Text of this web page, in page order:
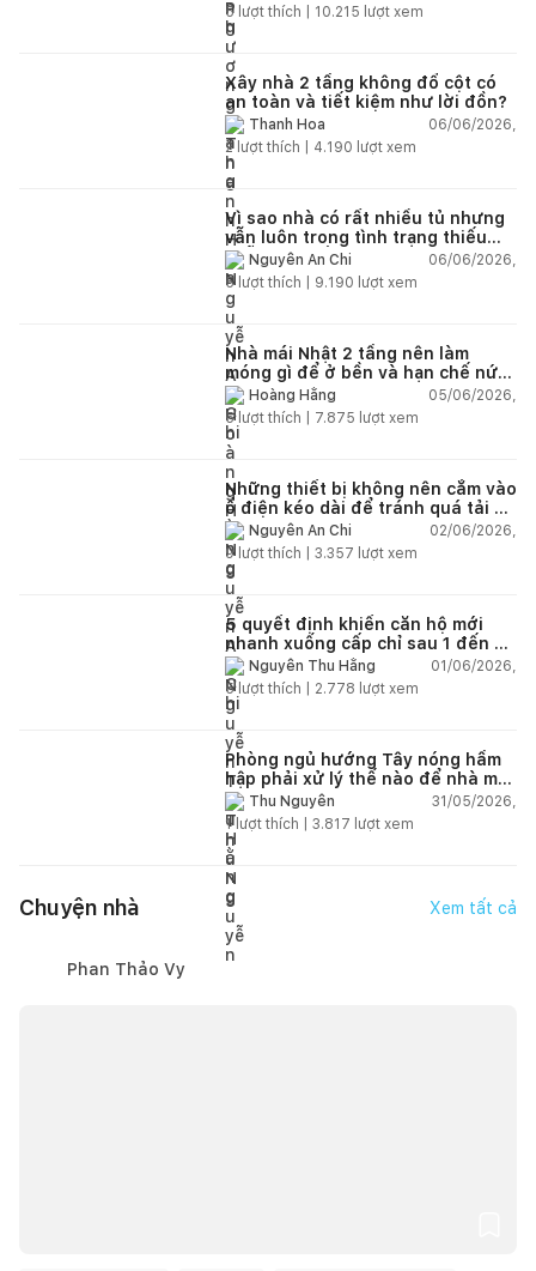
5 lượt thích | 10.215 lượt xem
Xây nhà 2 tầng không đổ cột có
an toàn và tiết kiệm như lời đồn?
Thanh Hoa
06/06/2026,
2lượt thích | 4.190 lượt xem
Vì sao nhà có rất nhiều tủ nhưng
vẫn luôn trong tình trạng thiếu
chỗ chứa đồ?
Nguyễn An Chi
06/06/2026,
5lượt thích | 9.190 lượt xem
Nhà mái Nhật 2 tầng nên làm
móng gì để ở bền và hạn chế nứt
lún?Hoàng Hằng
05/06/2026,
5lượt thích | 7.875 lượt xem
Những thiết bị không nên cắm vào
ổ điện kéo dài để tránh quá tải và
chập cháy trong nhà
Nguyễn An Chi
02/06/2026,
9lượt thích | 3.357 lượt xem
5 quyết định khiến căn hộ mới
nhanh xuống cấp chỉ sau 1 đến 2
nămNguyễn Thu Hằng
01/06/2026,
5lượt thích | 2.778 lượt xem
Phòng ngủ hướng Tây nóng hầm
hập phải xử lý thế nào để nhà mát
hơn?Thu Nguyễn
31/05/2026,
1lượt thích | 3.817 lượt xem
Chuyện nhà Xem tất cả
Phan Thảo Vy